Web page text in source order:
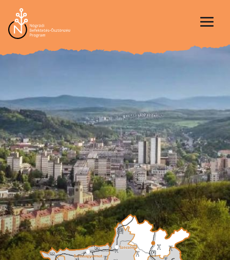
Ugrás
tartalomra
A BEFEKTETŐBARÁT MEGYE
NÓGRÁD CSODÁI
TÁMOGATÁSOK
KAPCSOLAT